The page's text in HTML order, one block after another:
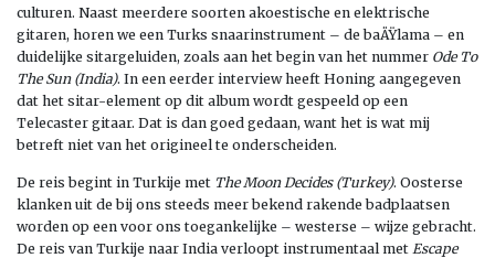
culturen. Naast meerdere soorten akoestische en elektrische
gitaren, horen we een Turks snaarinstrument – de baÄŸlama – en
duidelijke sitargeluiden, zoals aan het begin van het nummer Ode To
The Sun (India). In een eerder interview heeft Honing aangegeven
dat het sitar-element op dit album wordt gespeeld op een
Telecaster gitaar. Dat is dan goed gedaan, want het is wat mij
betreft niet van het origineel te onderscheiden.
De reis begint in Turkije met The Moon Decides (Turkey). Oosterse
klanken uit de bij ons steeds meer bekend rakende badplaatsen
worden op een voor ons toegankelijke – westerse – wijze gebracht.
De reis van Turkije naar India verloopt instrumentaal met Escape